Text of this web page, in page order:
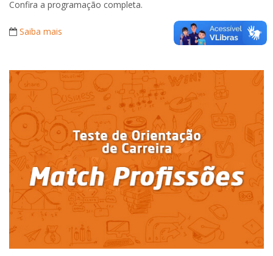
Confira a programação completa.
Saiba mais